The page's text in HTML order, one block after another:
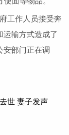
工作人员接受奔
运输方式造成了
安部门正在调
世 妻子发声